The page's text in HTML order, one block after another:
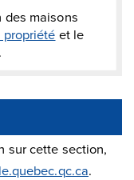
des maisons
et le
.
sur cette section,
.